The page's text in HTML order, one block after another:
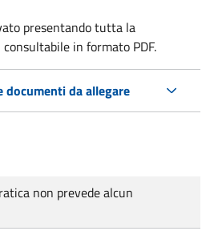
presentando tutta la
in formato PDF.
documenti da allegare
non prevede alcun